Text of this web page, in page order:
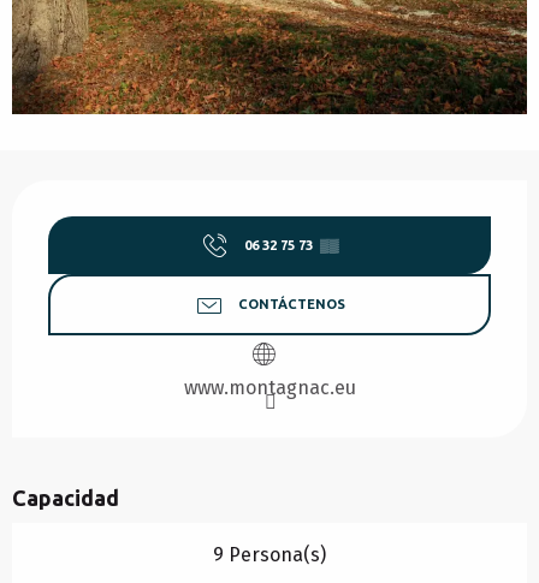
06 32 75 73 ▒▒
CONTÁCTENOS
www.montagnac.eu
Capacidad
9 Persona(s)